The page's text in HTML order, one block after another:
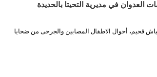
العدوان في مديرية التحيتا بالحديدة
قحيم، أحوال الاطفال المصابين والجرحى من ضحايا